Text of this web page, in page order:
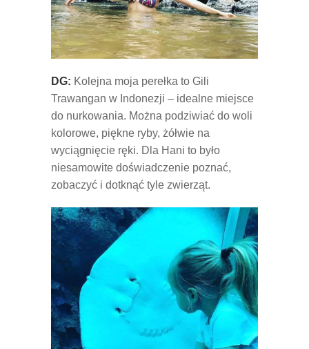
DG: Kolejna moja perełka to Gili
Trawangan w Indonezji – idealne miejsce
do nurkowania. Można podziwiać do woli
kolorowe, piękne ryby, żółwie na
wyciągnięcie ręki. Dla Hani to było
niesamowite doświadczenie poznać,
zobaczyć i dotknąć tyle zwierząt.